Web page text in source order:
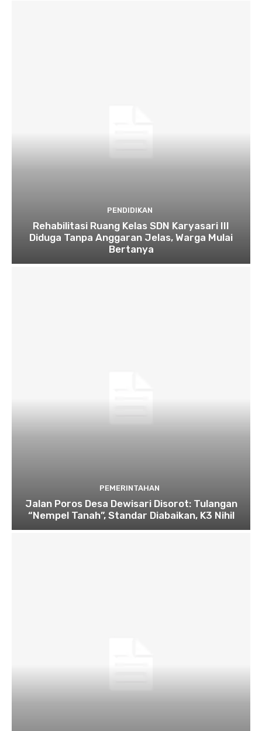
PENDIDIKAN
Rehabilitasi Ruang Kelas SDN Karyasari III
Diduga Tanpa Anggaran Jelas, Warga Mulai
Bertanya
PEMERINTAHAN
Jalan Poros Desa Dewisari Disorot: Tulangan
“Nempel Tanah”, Standar Diabaikan, K3 Nihil